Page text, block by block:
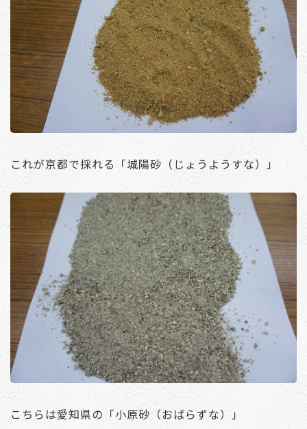
これが京都で採れる「城陽砂（じょうようすな）」
こちらは愛知県の「小原砂（おばらずな）」